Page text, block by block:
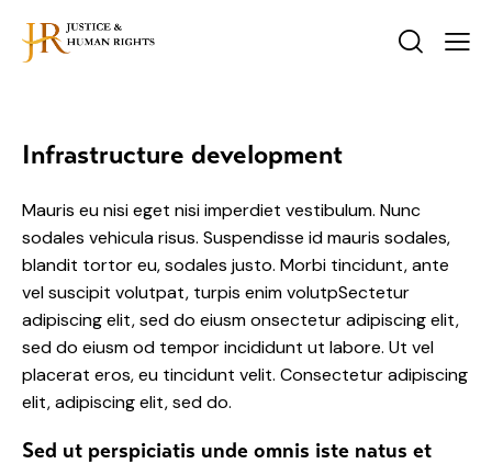
Infrastructure development
Mauris eu nisi eget nisi imperdiet vestibulum. Nunc
sodales vehicula risus. Suspendisse id mauris sodales,
blandit tortor eu, sodales justo. Morbi tincidunt, ante
vel suscipit volutpat, turpis enim volutpSectetur
adipiscing elit, sed do eiusm onsectetur adipiscing elit,
sed do eiusm od tempor incididunt ut labore. Ut vel
placerat eros, eu tincidunt velit. Consectetur adipiscing
elit, adipiscing elit, sed do.
Sed ut perspiciatis unde omnis iste natus et